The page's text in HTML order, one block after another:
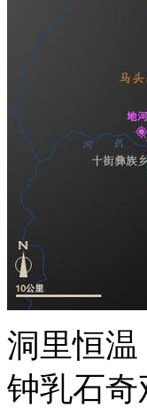
洞里恒
钟乳石奇